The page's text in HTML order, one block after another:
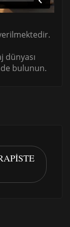
dünyası
bulunun.